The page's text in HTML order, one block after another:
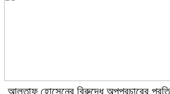
আলতাফ হোসেনের বিরুদ্ধে অপপ্রচারের